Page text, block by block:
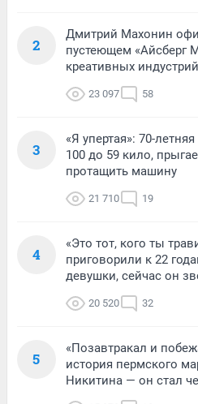
2
Дмитрий Махонин
пустеющем «Айсберг
креативных
23 097 58
3
«Я упертая»: 70-
100 до 59 кило,
протащить машину
21 710 19
4
«Это тот, кого ты
приговорили к 22
девушки, сейчас он
20 520 32
5
«Позавтракал и
история пермского
Никитина — он стал